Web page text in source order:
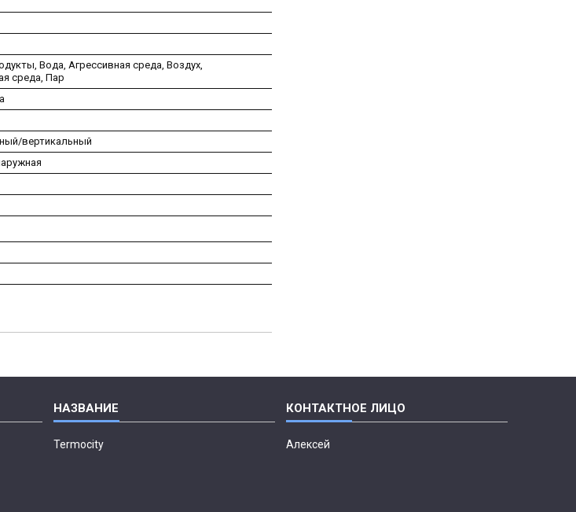
Вода, Агрессивная среда, Воздух,
среда, Пар
вертикальный
Termocity Алексей